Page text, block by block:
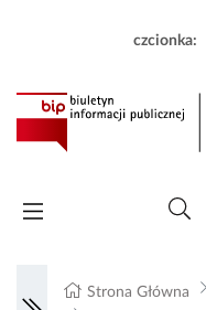
czcionka:
Strona Główna